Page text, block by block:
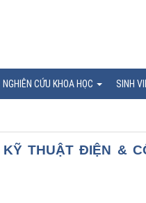
NGHIÊN CỨU KHOA HỌC SINH
THUẬT ĐIỆN &